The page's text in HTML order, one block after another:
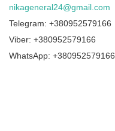
nikageneral24@gmail.com
+380952579166
+380952579166
+380952579166